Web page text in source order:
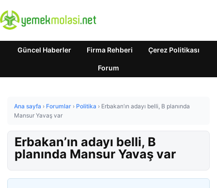
Güncel Haberler Firma Rehberi Çerez Politikası
Forum
Ana sayfa › Forumlar › Politika › Erbakan’ın adayı belli, B planında
Mansur Yavaş var
Erbakan’ın adayı belli, B
planında Mansur Yavaş var